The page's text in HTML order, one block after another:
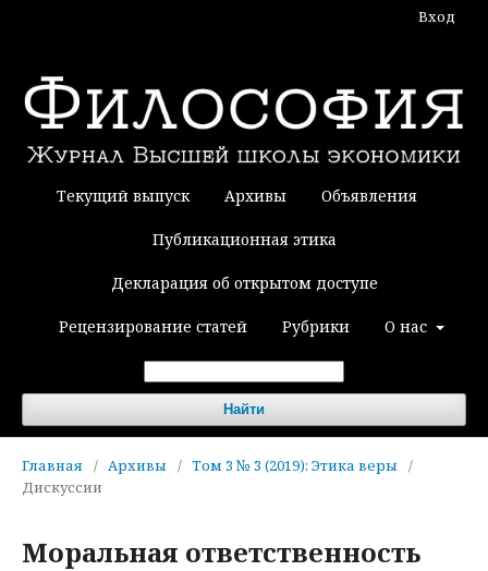
Текущий выпуск Архивы Объявления
Публикационная этика
Декларация об открытом доступе
Рецензирование статей Рубрики О нас
Найти
Вход
Главная / Архивы / Том 3 № 3 (2019): Этика веры
/
Дискуссии
Моральная ответственность